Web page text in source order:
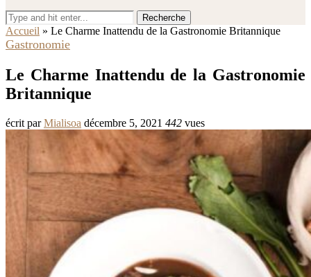
Recherche
Accueil » Le Charme Inattendu de la Gastronomie Britannique
Gastronomie
Le Charme Inattendu de la Gastronomie
Britannique
écrit parMialisoa décembre 5, 2021 442 vues